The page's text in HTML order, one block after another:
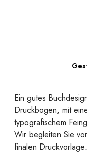
Ein gutes
Druckbogen, mit
typografischem
Wir begleiten Sie
finalen Druckvorlage.